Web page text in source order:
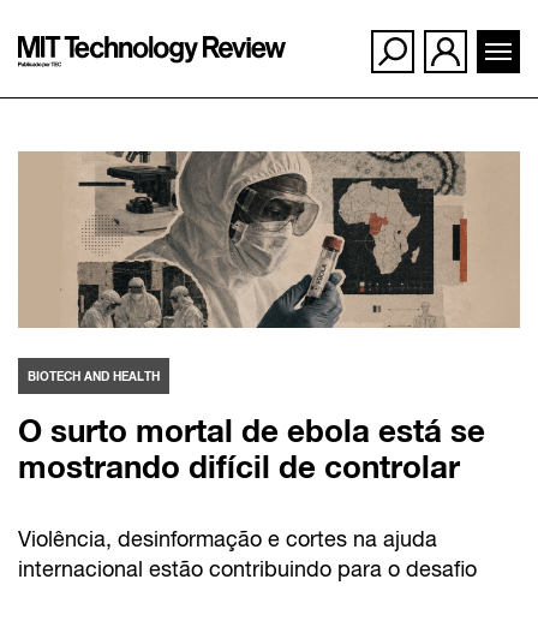
conteúdo
BIOTECH AND HEALTH
O surto mortal de ebola está se
mostrando difícil de controlar
Violência, desinformação e cortes na ajuda
internacional estão contribuindo para o desafio